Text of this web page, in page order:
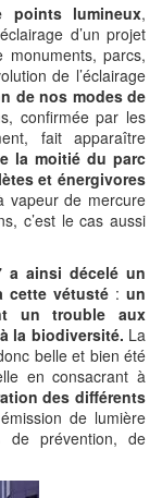
points lumineux,
d’un projet
monuments, parcs,
de l’éclairage
de nos modes de
confirmée par les
fait apparaître
la moitié du parc
et énergivores
vapeur de mercure
c’est le cas aussi
a ainsi décelé un
cette vétusté : un
un trouble aux
la biodiversité. La
belle et bien été
en consacrant à
des différents
de lumière
de prévention, de